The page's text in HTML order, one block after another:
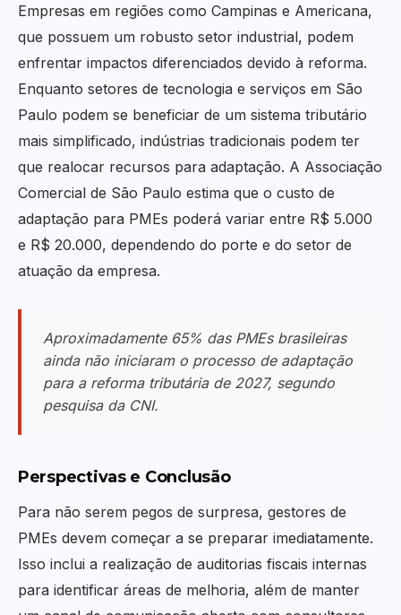
Empresas em regiões como Campinas e Americana,
que possuem um robusto setor industrial, podem
enfrentar impactos diferenciados devido à reforma.
Enquanto setores de tecnologia e serviços em São
Paulo podem se beneficiar de um sistema tributário
mais simplificado, indústrias tradicionais podem ter
que realocar recursos para adaptação. A Associação
Comercial de São Paulo estima que o custo de
adaptação para PMEs poderá variar entre R$ 5.000
e R$ 20.000, dependendo do porte e do setor de
atuação da empresa.
Aproximadamente 65% das PMEs brasileiras
ainda não iniciaram o processo de adaptação
para a reforma tributária de 2027, segundo
pesquisa da CNI.
Perspectivas e Conclusão
Para não serem pegos de surpresa, gestores de
PMEs devem começar a se preparar imediatamente.
Isso inclui a realização de auditorias fiscais internas
para identificar áreas de melhoria, além de manter